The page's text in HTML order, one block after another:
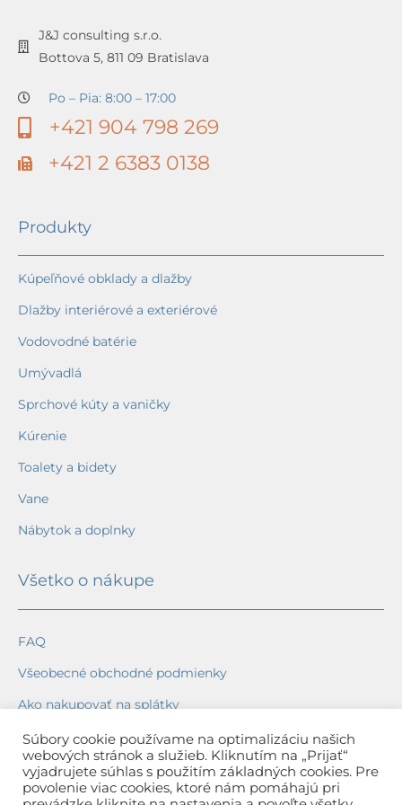
J&J consulting s.r.o.
Bottova 5, 811 09 Bratislava
Po – Pia: 8:00 – 17:00
+421 904 798 269
+421 2 6383 0138
Produkty
Kúpeľňové obklady a dlažby
Dlažby interiérové a exteriérové
Vodovodné batérie
Umývadlá
Sprchové kúty a vaničky
Kúrenie
Toalety a bidety
Vane
Nábytok a doplnky
Všetko o nákupe
FAQ
Všeobecné obchodné podmienky
Ako nakupovať na splátky
Ochrana osobných údajov
Reklamačný poriadok
Spôsob a cena dopravy
Súbory cookie používame na optimalizáciu našich
webových stránok a služieb. Kliknutím na „Prijať“
vyjadrujete súhlas s použitím základných cookies. Pre
povolenie viac cookies, ktoré nám pomáhajú pri